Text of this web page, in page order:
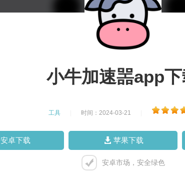
小牛加速噐app
工具 时间：2024-03-21
安卓下载 苹果下载
安卓市场，安全绿色